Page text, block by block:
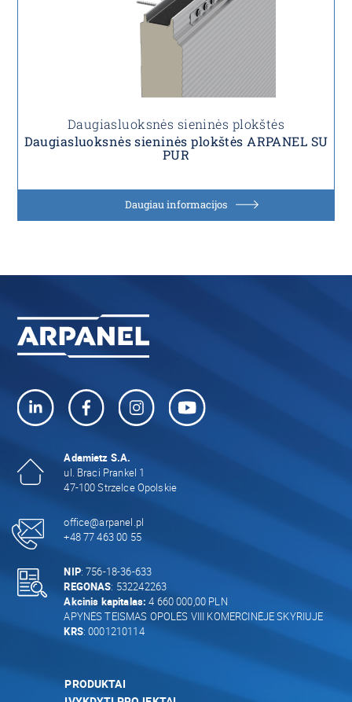
Daugiasluoksnės sieninės plokštės
Daugiasluoksnės sieninės plokštės ARPANEL SU
PUR
Daugiau informacijos
Adamietz S.A.
ul. Braci Prankel 1
47-100 Strzelce Opolskie
office@arpanel.pl
+48 77 463 00 55
NIP: 756-18-36-633
REGONAS: 532242263
Akcinis kapitalas: 4 660 000,00 PLN
APYNĖS TEISMAS OPOLĖS VIII KOMERCINĖJE SKYRIUJE
KRS: 0001210114
PRODUKTAI